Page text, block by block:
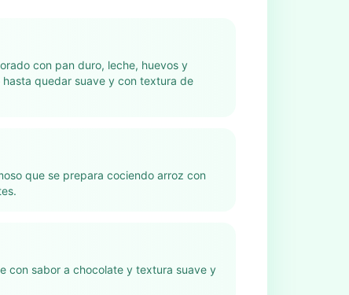
con pan duro, leche, huevos y
hasta quedar suave y con textura de
que se prepara cociendo arroz con
con sabor a chocolate y textura suave y